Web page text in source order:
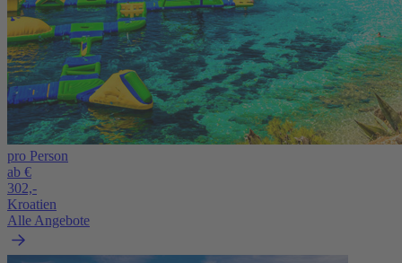
pro Person
ab €
302,-
Kroatien
Alle Angebote